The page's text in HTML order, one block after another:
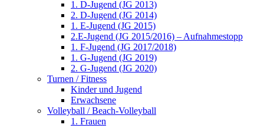
1. D-Jugend (JG 2013)
2. D-Jugend (JG 2014)
1. E-Jugend (JG 2015)
2.E-Jugend (JG 2015/2016) – Aufnahmestopp
1. F-Jugend (JG 2017/2018)
1. G-Jugend (JG 2019)
2. G-Jugend (JG 2020)
Turnen / Fitness
Kinder und Jugend
Erwachsene
Volleyball / Beach-Volleyball
1. Frauen